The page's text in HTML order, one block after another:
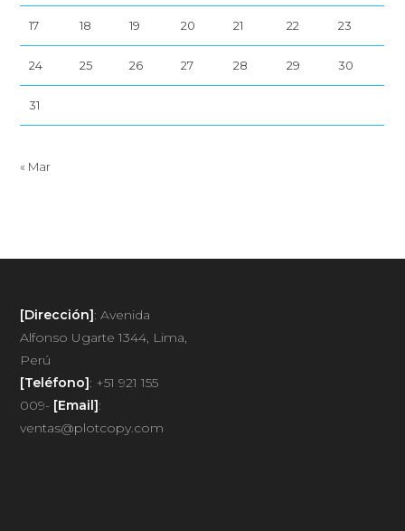
17 18 19 20 21 22 23
24 25 26 27 28 29 30
31
« Mar
[Dirección]: Avenida
Alfonso Ugarte 1344, Lima,
Perú
[Teléfono]: +51 921 155
009- [Email]:
ventas@plotcopy.com